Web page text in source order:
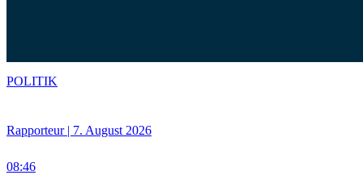
Rapporteur | 7. August 2026
08:46
POLITIK